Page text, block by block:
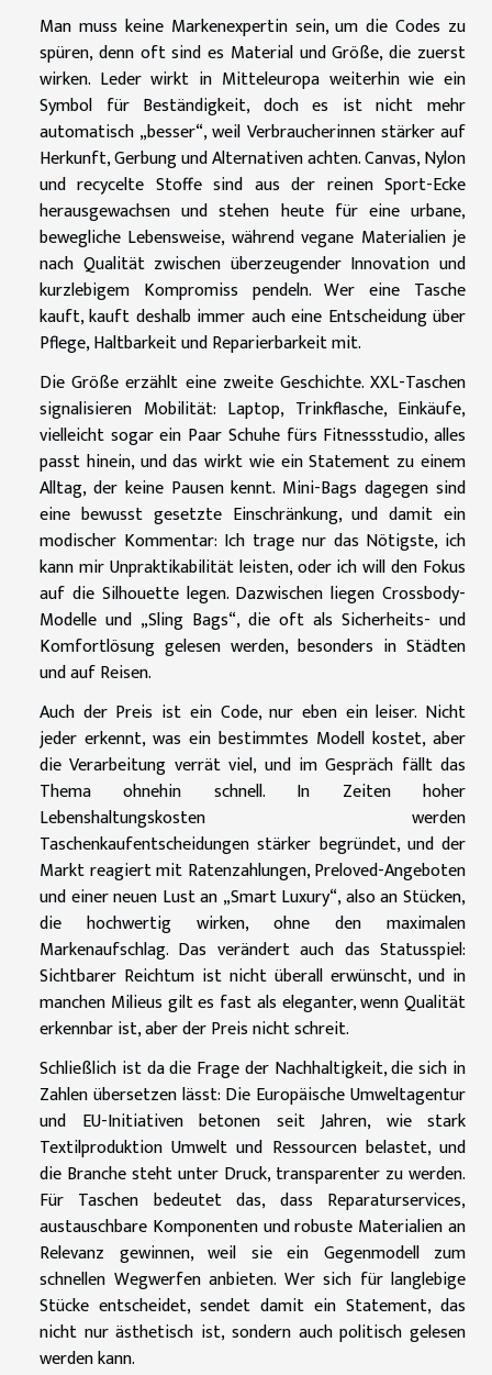
Man muss keine Markenexpertin sein, um die Codes zu
spüren, denn oft sind es Material und Größe, die zuerst
wirken. Leder wirkt in Mitteleuropa weiterhin wie ein
Symbol für Beständigkeit, doch es ist nicht mehr
automatisch „besser“, weil Verbraucherinnen stärker auf
Herkunft, Gerbung und Alternativen achten. Canvas, Nylon
und recycelte Stoffe sind aus der reinen Sport-Ecke
herausgewachsen und stehen heute für eine urbane,
bewegliche Lebensweise, während vegane Materialien je
nach Qualität zwischen überzeugender Innovation und
kurzlebigem Kompromiss pendeln. Wer eine Tasche
kauft, kauft deshalb immer auch eine Entscheidung über
Pflege, Haltbarkeit und Reparierbarkeit mit.
Die Größe erzählt eine zweite Geschichte. XXL-Taschen
signalisieren Mobilität: Laptop, Trinkflasche, Einkäufe,
vielleicht sogar ein Paar Schuhe fürs Fitnessstudio, alles
passt hinein, und das wirkt wie ein Statement zu einem
Alltag, der keine Pausen kennt. Mini-Bags dagegen sind
eine bewusst gesetzte Einschränkung, und damit ein
modischer Kommentar: Ich trage nur das Nötigste, ich
kann mir Unpraktikabilität leisten, oder ich will den Fokus
auf die Silhouette legen. Dazwischen liegen Crossbody-
Modelle und „Sling Bags“, die oft als Sicherheits- und
Komfortlösung gelesen werden, besonders in Städten
und auf Reisen.
Auch der Preis ist ein Code, nur eben ein leiser. Nicht
jeder erkennt, was ein bestimmtes Modell kostet, aber
die Verarbeitung verrät viel, und im Gespräch fällt das
Thema ohnehin schnell. In Zeiten hoher
Lebenshaltungskosten werden
Taschenkaufentscheidungen stärker begründet, und der
Markt reagiert mit Ratenzahlungen, Preloved-Angeboten
und einer neuen Lust an „Smart Luxury“, also an Stücken,
die hochwertig wirken, ohne den maximalen
Markenaufschlag. Das verändert auch das Statusspiel:
Sichtbarer Reichtum ist nicht überall erwünscht, und in
manchen Milieus gilt es fast als eleganter, wenn Qualität
erkennbar ist, aber der Preis nicht schreit.
Schließlich ist da die Frage der Nachhaltigkeit, die sich in
Zahlen übersetzen lässt: Die Europäische Umweltagentur
und EU-Initiativen betonen seit Jahren, wie stark
Textilproduktion Umwelt und Ressourcen belastet, und
die Branche steht unter Druck, transparenter zu werden.
Für Taschen bedeutet das, dass Reparaturservices,
austauschbare Komponenten und robuste Materialien an
Relevanz gewinnen, weil sie ein Gegenmodell zum
schnellen Wegwerfen anbieten. Wer sich für langlebige
Stücke entscheidet, sendet damit ein Statement, das
nicht nur ästhetisch ist, sondern auch politisch gelesen
werden kann.